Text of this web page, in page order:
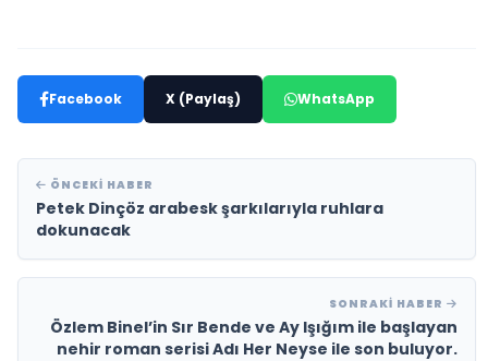
Facebook X (Paylaş) WhatsApp
ÖNCEKI HABER
Petek Dinçöz arabesk şarkılarıyla ruhlara
dokunacak
SONRAKI HABER
Özlem Binel’in Sır Bende ve Ay Işığım ile başlayan
nehir roman serisi Adı Her Neyse ile son buluyor.